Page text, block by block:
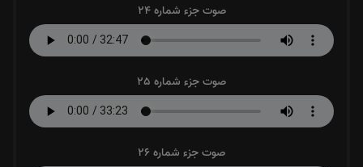
صوت جزء شماره 24
صوت جزء شماره 25
صوت جزء شماره 26